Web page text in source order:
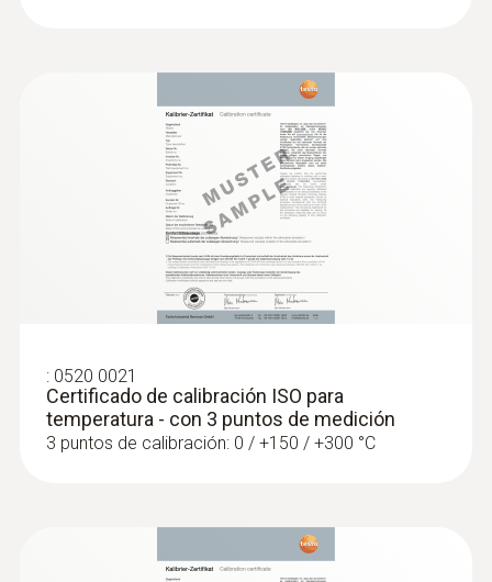
Punta de medición de inmersión
flexible (TP tipo K) - para mediciones en
Punta de medición especialmente larga
: 0520 0021
Certificado de calibración ISO para
temperatura - con 3 puntos de medición
3 puntos de calibración: 0 / +150 / +300 °C